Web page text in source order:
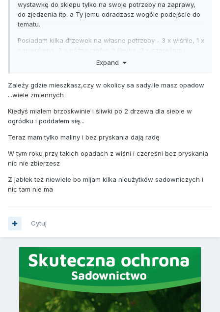
wystawkę do sklepu tylko na swoje potrzeby na zaprawy,
do zjedzenia itp. a Ty jemu odradzasz wogóle podejście do
tematu.
Posiadam kilka drzewek na własne potrzeby - 3 x wiśnie, 1 x
papierówka, 2 x późne jabłko, 1 śliwka, 2 x czereśnia -
zdarzają się zgniłki już na drzewie, robaczki itp. ale pewnie
Czy uważasz, że np. wszyscy działkowicze raz w tygodniu
pryskają bo inaczej nic z tego nie mają?
Expand
Zależy gdzie mieszkasz,czy w okolicy sa sady,ile masz opadow
...wiele zmiennych
Kiedyś miałem brzoskwinie i śliwki po 2 drzewa dla siebie w
ogródku i poddałem się...
Teraz mam tylko maliny i bez pryskania dają radę
W tym roku przy takich opadach z wiśni i czereśni bez pryskania
nic nie zbierzesz
Z jabłek też niewiele bo mijam kilka nieużytków sadowniczych i
nic tam nie ma
Cytuj